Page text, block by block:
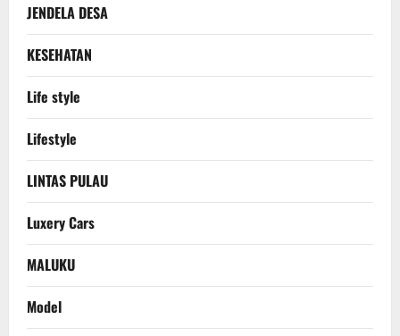
JENDELA DESA
KESEHATAN
Life style
Lifestyle
LINTAS PULAU
Luxery Cars
MALUKU
Model